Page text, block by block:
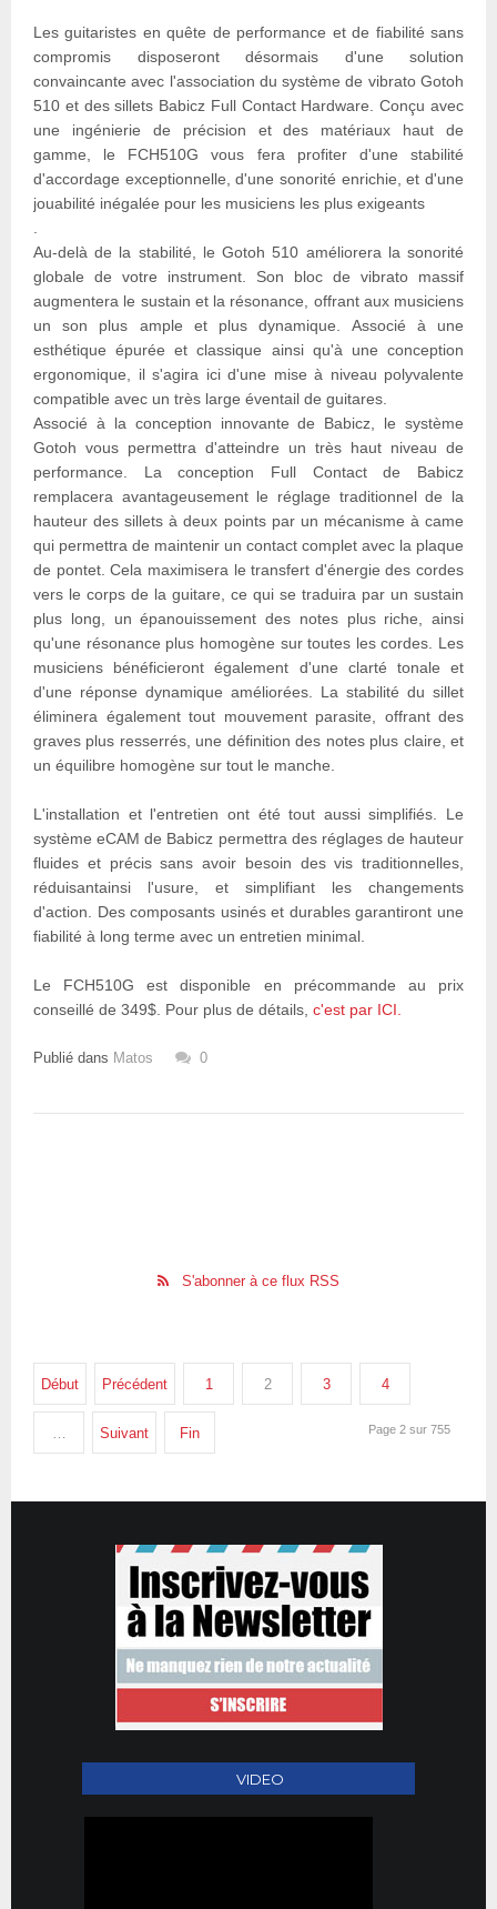
Les guitaristes en quête de performance et de fiabilité sans
compromis disposeront désormais d'une solution
convaincante avec l'association du système de vibrato Gotoh
510 et des sillets Babicz Full Contact Hardware. Conçu avec
une ingénierie de précision et des matériaux haut de
gamme, le FCH510G vous fera profiter d'une stabilité
d'accordage exceptionnelle, d'une sonorité enrichie, et d'une
jouabilité inégalée pour les musiciens les plus exigeants
Au-delà de la stabilité, le Gotoh 510 améliorera la sonorité
globale de votre instrument. Son bloc de vibrato massif
augmentera le sustain et la résonance, offrant aux musiciens
un son plus ample et plus dynamique. Associé à une
esthétique épurée et classique ainsi qu'à une conception
ergonomique, il s'agira ici d'une mise à niveau polyvalente
compatible avec un très large éventail de guitares.
Associé à la conception innovante de Babicz, le système
Gotoh vous permettra d'atteindre un très haut niveau de
performance. La conception Full Contact de Babicz
remplacera avantageusement le réglage traditionnel de la
hauteur des sillets à deux points par un mécanisme à came
qui permettra de maintenir un contact complet avec la plaque
de pontet. Cela maximisera le transfert d'énergie des cordes
vers le corps de la guitare, ce qui se traduira par un sustain
plus long, un épanouissement des notes plus riche, ainsi
qu'une résonance plus homogène sur toutes les cordes. Les
musiciens bénéficieront également d'une clarté tonale et
d'une réponse dynamique améliorées. La stabilité du sillet
éliminera également tout mouvement parasite, offrant des
graves plus resserrés, une définition des notes plus claire, et
un équilibre homogène sur tout le manche.
L'installation et l'entretien ont été tout aussi simplifiés. Le
système eCAM de Babicz permettra des réglages de hauteur
fluides et précis sans avoir besoin des vis traditionnelles,
réduisantainsi l'usure, et simplifiant les changements
d'action. Des composants usinés et durables garantiront une
fiabilité à long terme avec un entretien minimal.
Le FCH510G est disponible en précommande au prix
conseillé de 349$. Pour plus de détails, c'est par ICI.
Publié dans Matos 0
S'abonner à ce flux RSS
Début Précédent 1 2 3 4
… Suivant Fin Page 2 sur 755
VIDEO